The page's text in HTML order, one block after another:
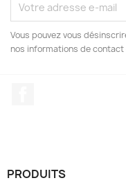
Vous pouvez vous
nos informations de
PRODUITS